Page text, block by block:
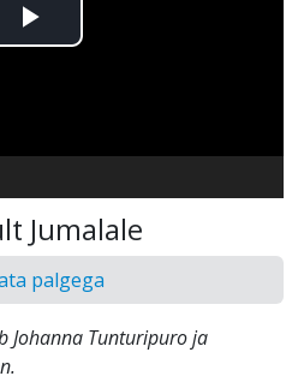
Esita
Jumalale
palgega
Johanna Tunturipuro ja